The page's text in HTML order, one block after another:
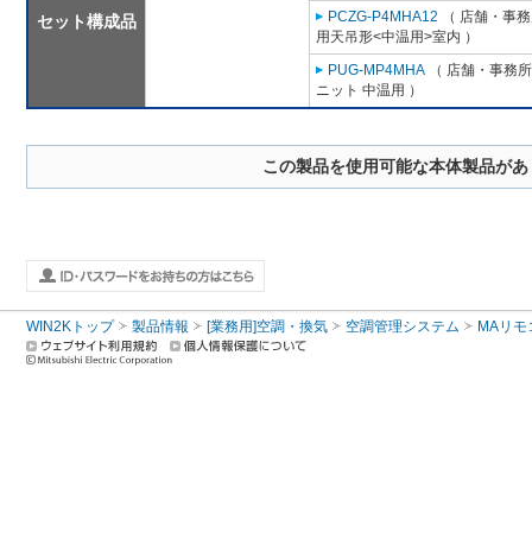
セット構成品
PCZG-P4MHA12 （ 店舗・事
用天吊形<中温用>室内 ）
PUG-MP4MHA （ 店舗・事務
ニット 中温用 ）
この製品を使用可能な本体製品が
WIN2Kトップ 製品情報 [業務用]空調・換気 空調管理システム MAリモ